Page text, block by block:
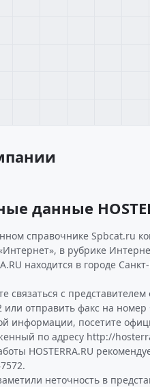
данные
справочнике Spbcat.ru
в рубрике
находится в городе
связаться с
или отправить факс на номер
информации, посетите
по адресу http://
HOSTERRA.RU
неточность в